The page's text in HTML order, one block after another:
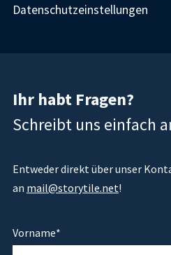
Datenschutzeinstellungen
Ihr habt Fragen?
Schreibt uns einfach
Entweder direkt über unser
an mail@storytile.net!
Vorname*